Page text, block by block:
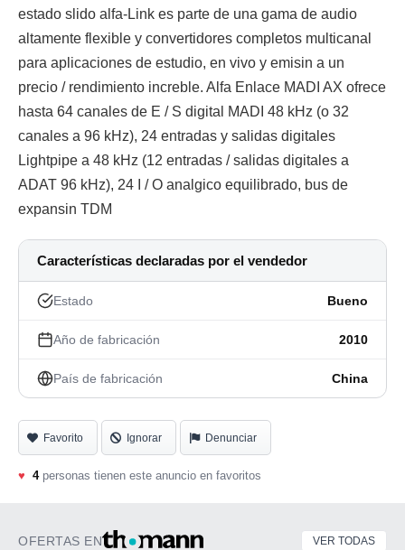
estado slido alfa-Link es parte de una gama de audio
altamente flexible y convertidores completos multicanal
para aplicaciones de estudio, en vivo y emisin a un
precio / rendimiento increble. Alfa Enlace MADI AX ofrece
hasta 64 canales de E / S digital MADI 48 kHz (o 32
canales a 96 kHz), 24 entradas y salidas digitales
Lightpipe a 48 kHz (12 entradas / salidas digitales a
ADAT 96 kHz), 24 I / O analgico equilibrado, bus de
expansin TDM
Características declaradas por el vendedor
Estado Bueno
Año de fabricación 2010
País de fabricación China
Favorito Ignorar Denunciar
♥ 4personas tienen este anuncio en favoritos
OFERTAS EN VER TODAS